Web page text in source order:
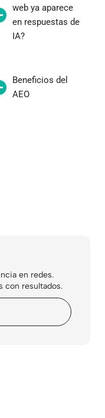
web ya aparece
en respuestas de
IA?
Beneficios del
AEO
en redes.
con resultados.